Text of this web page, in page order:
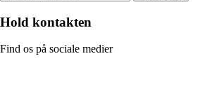
Hold kontakten
Find os på sociale medier